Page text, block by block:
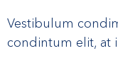
Vestibulum
condintum elit, at